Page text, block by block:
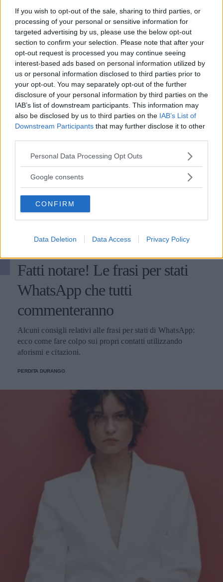
If you wish to opt-out of the sale, sharing to third parties, or
processing of your personal or sensitive information for
targeted advertising by us, please use the below opt-out
section to confirm your selection. Please note that after your
opt-out request is processed you may continue seeing
interest-based ads based on personal information utilized by
us or personal information disclosed to third parties prior to
your opt-out. You may separately opt-out of the further
disclosure of your personal information by third parties on the
IAB’s list of downstream participants. This information may
also be disclosed by us to third parties on the IAB’s List of
Downstream Participants that may further disclose it to other
Please note that this website/app uses one or more Google
not limited to your visit or usage behaviour. You may click to
use your data for below specified purposes in below Google
consent section.
Personal Data Processing Opt Outs
Google consents
CONFIRM
Data Deletion Data Access Privacy Policy
Fatti notare! Le frasi per stati
WhatsApp che tutti
commenteranno
Alcuni consigli relativi alle frasi per stati di WhatsApp:
ecco come fare colpo sui propri contatti utilizzando
aforismi e citazioni.
PERDITA DURANGO